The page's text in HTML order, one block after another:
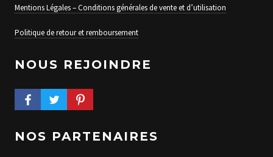
Mentions Légales – Conditions générales de vente et d’utilisation
Politique de retour et remboursement
NOUS REJOINDRE
FACEBOOK PROFILE
TWITTER PROFILEPINTEREST PROFILE
NOS PARTENAIRES